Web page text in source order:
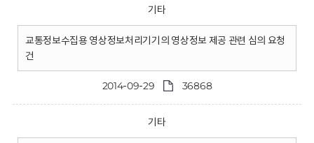
기타
교통정보수집용 영상정보처리기기의 영상정보 제공 관련 심의 요청
건
2014-09-29 36868
기타